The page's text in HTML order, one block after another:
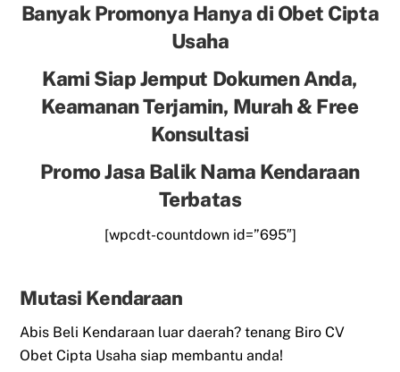
Banyak Promonya Hanya di Obet Cipta
Usaha
Kami Siap Jemput Dokumen Anda,
Keamanan Terjamin, Murah & Free
Konsultasi
Promo Jasa Balik Nama Kendaraan
Terbatas
[wpcdt-countdown id=”695″]
Mutasi Kendaraan
Abis Beli Kendaraan luar daerah? tenang Biro CV
Obet Cipta Usaha siap membantu anda!